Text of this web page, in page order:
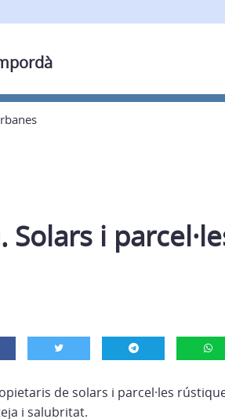
i
de solars i parcel·les
i salubritat.